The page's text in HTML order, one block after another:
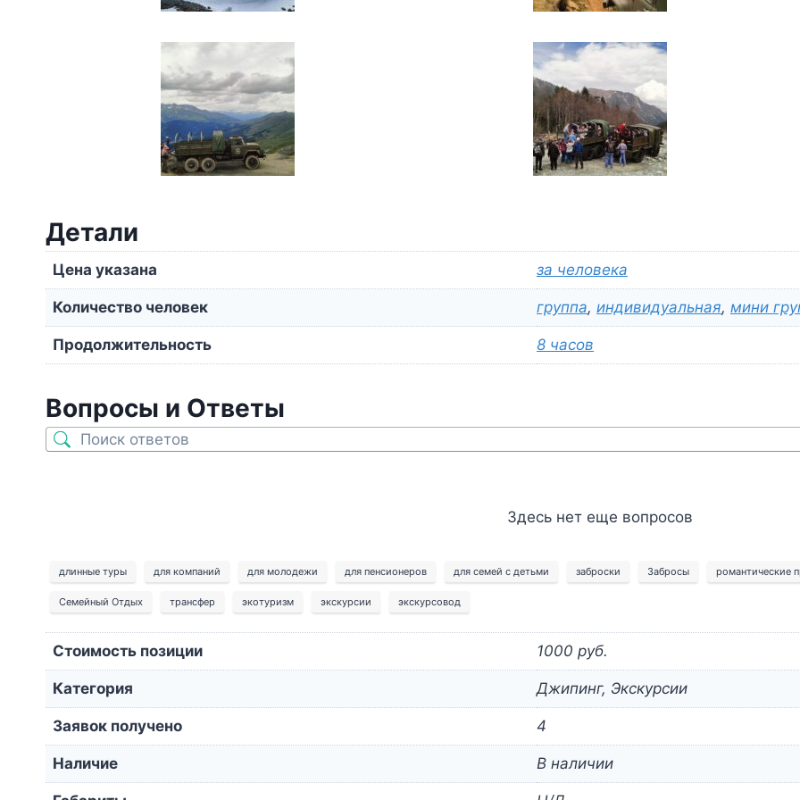
Детали
Цена указана за человека
Количество человек группа, индивидуальная, мини
Продолжительность 8 часов
Вопросы и Ответы
Здесь нет еще вопросов
длинные туры для компаний для молодежи для пенсионеров для семей с детьми заброски Забросы романтические
Семейный Отдых трансфер экотуризм экскурсии экскурсовод
Стоимость позиции 1000 руб.
Категория Джипинг, Экскурсии
Заявок получено 4
Наличие В наличии